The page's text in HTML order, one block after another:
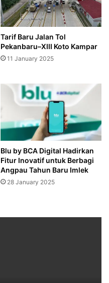
Tarif Baru Jalan Tol
Pekanbaru–XIII Koto Kampar
11 January 2025
Blu by BCA Digital Hadirkan
Fitur Inovatif untuk Berbagi
Angpau Tahun Baru Imlek
28 January 2025